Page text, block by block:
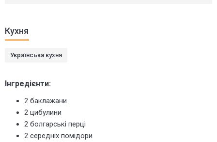
Кухня
Українська кухня
Інгредієнти:
2 баклажани
2 цибулини
2 болгарські перці
2 середніх помідори